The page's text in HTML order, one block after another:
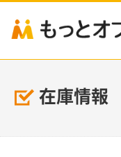
在庫情報